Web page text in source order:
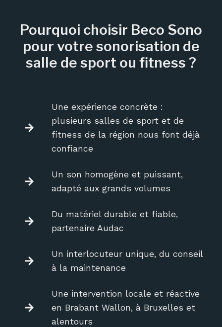
Pourquoi choisir Beco Sono
pour votre sonorisation de
salle de sport ou fitness ?
Une expérience concrète :
plusieurs salles de sport et de
fitness de la région nous font déjà
confiance
Un son homogène et puissant,
adapté aux grands volumes
Du matériel durable et fiable,
partenaire Audac
Un interlocuteur unique, du conseil
à la maintenance
Une intervention locale et réactive
en Brabant Wallon, à Bruxelles et
alentours